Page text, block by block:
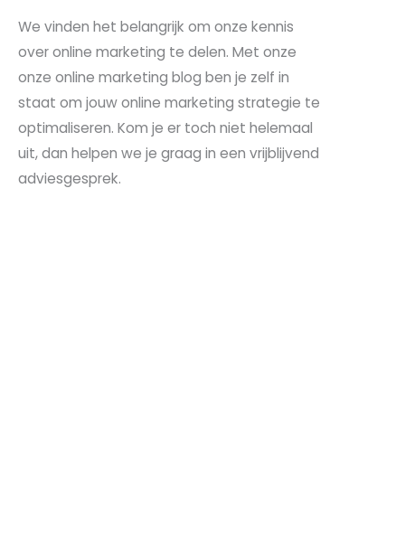
We vinden het belangrijk om onze kennis
over online marketing te delen. Met onze
onze online marketing blog ben je zelf in
staat om jouw online marketing strategie te
optimaliseren. Kom je er toch niet helemaal
uit, dan helpen we je graag in een vrijblijvend
adviesgesprek.